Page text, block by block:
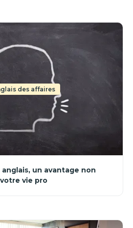
des affaires
un avantage non
vie pro